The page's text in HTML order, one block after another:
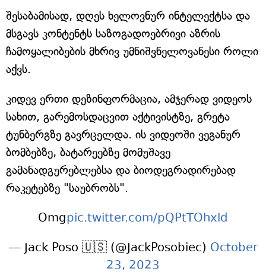
შესაბამისად, დღეს ხელოვნურ ინტელექტსა და
მსგავს კონტენტს საზოგადოებრივი აზრის
ჩამოყალიბების მხრივ უმნიშვნელოვანესი როლი
აქვს.
კიდევ ერთი დეზინფორმაცია, ამჯერად ვიდეოს
სახით, გარემოსდაცვით აქტივისტზე, გრეტა
ტუნბერგზე გავრცელდა. ის ვიდეოში ვეგანურ
ბომბებზე, ბატარეებზე მომუშავე
გამანადგურებლებსა და ბიოდეგრადირებად
რაკეტებზე "საუბრობს".
Omgpic.twitter.com/pQPtTOhxld
— Jack Poso 🇺🇸 (@JackPosobiec) October
23, 2023